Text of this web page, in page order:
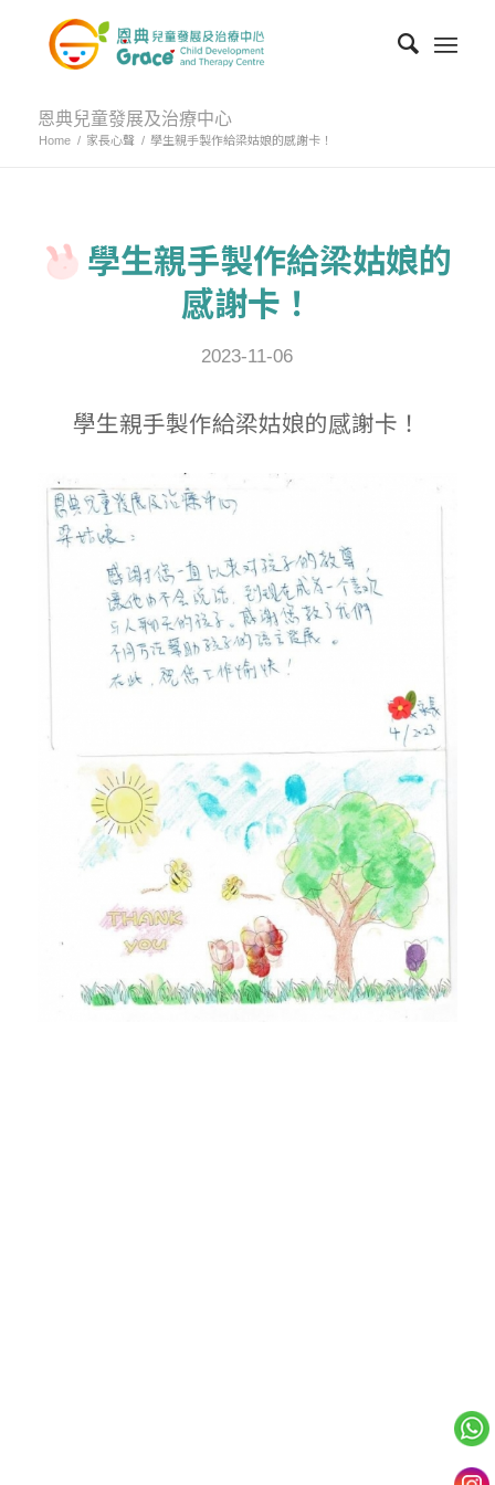
恩典兒童發展及治療中心
Home / 家長心聲 / 學生親手製作給梁姑娘的感謝卡！
學生親手製作給梁姑娘的
感謝卡！
2023-11-06
學生親手製作給梁姑娘的感謝卡！